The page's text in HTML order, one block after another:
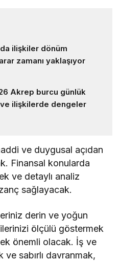
ilişkiler dönüm
zamanı yaklaşıyor
Akrep burcu günlük
ilişkilerde dengeler
ve duygusal açıdan
Finansal konularda
ve detaylı analiz
sağlayacak.
derin ve yoğun
ölçülü göstermek
önemli olacak. İş ve
sabırlı davranmak,